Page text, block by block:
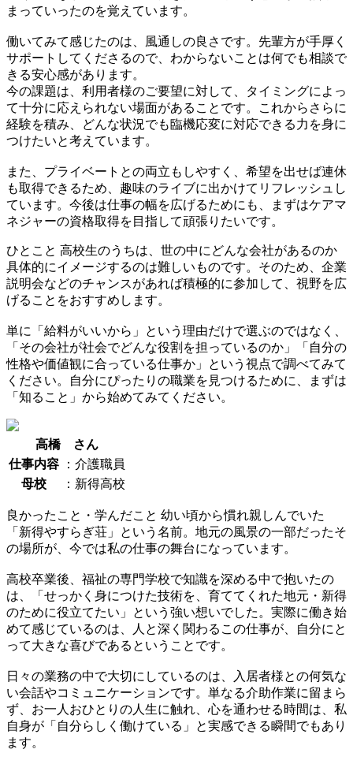
まっていったのを覚えています。
働いてみて感じたのは、風通しの良さです。先輩方が手厚く
サポートしてくださるので、わからないことは何でも相談で
きる安心感があります。
今の課題は、利用者様のご要望に対して、タイミングによっ
て十分に応えられない場面があることです。これからさらに
経験を積み、どんな状況でも臨機応変に対応できる力を身に
つけたいと考えています。
また、プライベートとの両立もしやすく、希望を出せば連休
も取得できるため、趣味のライブに出かけてリフレッシュし
ています。今後は仕事の幅を広げるためにも、まずはケアマ
ネジャーの資格取得を目指して頑張りたいです。
ひとこと 高校生のうちは、世の中にどんな会社があるのか
具体的にイメージするのは難しいものです。そのため、企業
説明会などのチャンスがあれば積極的に参加して、視野を広
げることをおすすめします。
単に「給料がいいから」という理由だけで選ぶのではなく、
「その会社が社会でどんな役割を担っているのか」「自分の
性格や価値観に合っている仕事か」という視点で調べてみて
ください。自分にぴったりの職業を見つけるために、まずは
「知ること」から始めてみてください。
高橋 さん
仕事内容
：介護職員
母校
：新得高校
良かったこと・学んだこと 幼い頃から慣れ親しんでいた
「新得やすらぎ荘」という名前。地元の風景の一部だったそ
の場所が、今では私の仕事の舞台になっています。
高校卒業後、福祉の専門学校で知識を深める中で抱いたの
は、「せっかく身につけた技術を、育ててくれた地元・新得
のために役立てたい」という強い想いでした。実際に働き始
めて感じているのは、人と深く関わるこの仕事が、自分にと
って大きな喜びであるということです。
日々の業務の中で大切にしているのは、入居者様との何気な
い会話やコミュニケーションです。単なる介助作業に留まら
ず、お一人おひとりの人生に触れ、心を通わせる時間は、私
自身が「自分らしく働けている」と実感できる瞬間でもあり
ます。